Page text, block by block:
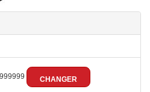
CHANGER